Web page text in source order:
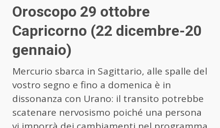
Oroscopo 29 ottobre
Capricorno (22 dicembre-20
gennaio)
Mercurio sbarca in Sagittario, alle spalle del
vostro segno e fino a domenica è in
dissonanza con Urano: il transito potrebbe
scatenare nervosismo poiché una persona